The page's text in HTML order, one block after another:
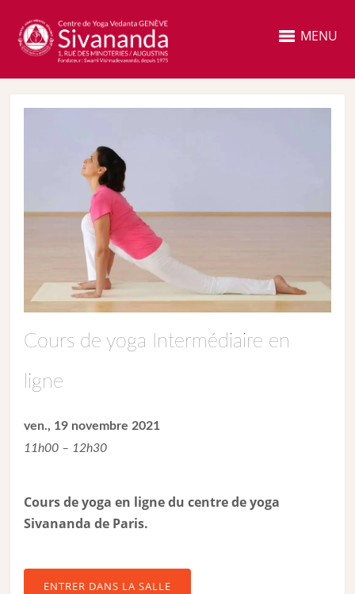
MENU
Cours de yoga Intermédiaire en
ligne
ven., 19 novembre 2021
11h00 – 12h30
Cours de yoga en ligne du centre de yoga
Sivananda de Paris.
ENTRER DANS LA SALLE